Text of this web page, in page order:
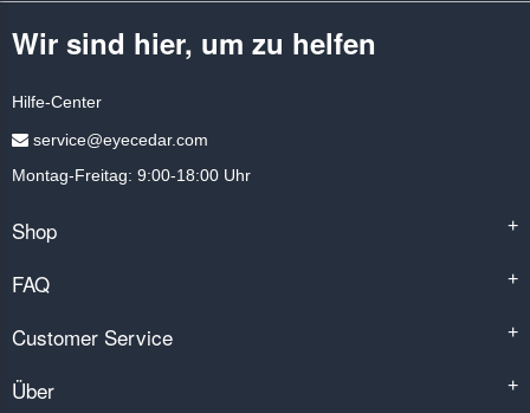
Wir sind hier, um zu helfen
Hilfe-Center
service@eyecedar.com
Montag-Freitag: 9:00-18:00 Uhr
Shop +
FAQ +
Customer Service +
Über +